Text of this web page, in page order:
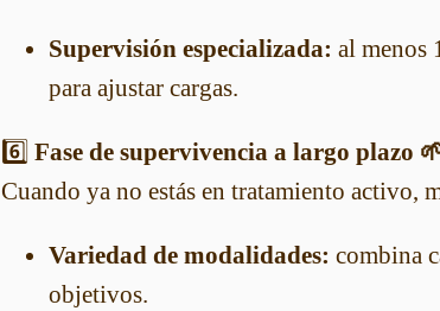
Supervisión especializada: al menos
para ajustar cargas.
6️⃣ Fase de supervivencia a largo plazo
Cuando ya no estás en tratamiento activo,
Variedad de modalidades: combina
objetivos.